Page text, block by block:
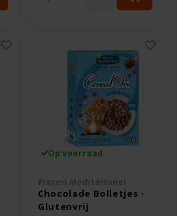
Op voorraad
Chocolade Bolletjes -
Glutenvrij